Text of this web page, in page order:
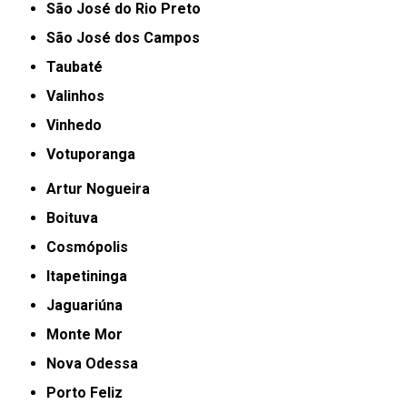
São José do Rio Preto
São José dos Campos
Taubaté
Valinhos
Vinhedo
Votuporanga
Artur Nogueira
Boituva
Cosmópolis
Itapetininga
Jaguariúna
Monte Mor
Nova Odessa
Porto Feliz